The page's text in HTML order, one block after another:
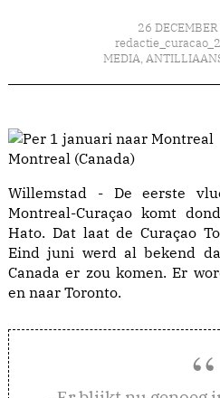
26
MEDIA,
Montreal (Canada)
Willemstad - De eerste
Montreal-Curaçao komt
Hato. Dat laat de Curaçao
Eind juni werd al bekend
Canada er zou komen. Er
en naar Toronto.